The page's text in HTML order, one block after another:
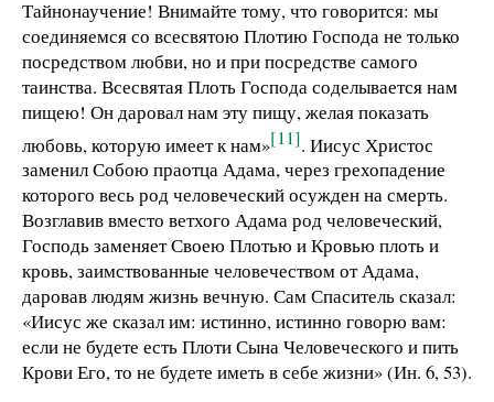
Тайнонаучение! Внимайте тому, что говорится: мы
соединяемся со всесвятою Плотию Господа не только
посредством любви, но и при посредстве самого
таинства. Всесвятая Плоть Господа соделывается нам
пищею! Он даровал нам эту пищу, желая показать
любовь, которую имеет к нам»[11]. Иисус Христос
заменил Собою праотца Адама, через грехопадение
которого весь род человеческий осужден на смерть.
Возглавив вместо ветхого Адама род человеческий,
Господь заменяет Своею Плотью и Кровью плоть и
кровь, заимствованные человечеством от Адама,
даровав людям жизнь вечную. Сам Спаситель сказал:
«Иисус же сказал им: истинно, истинно говорю вам:
если не будете есть Плоти Сына Человеческого и пить
Крови Его, то не будете иметь в себе жизни» (Ин. 6, 53).